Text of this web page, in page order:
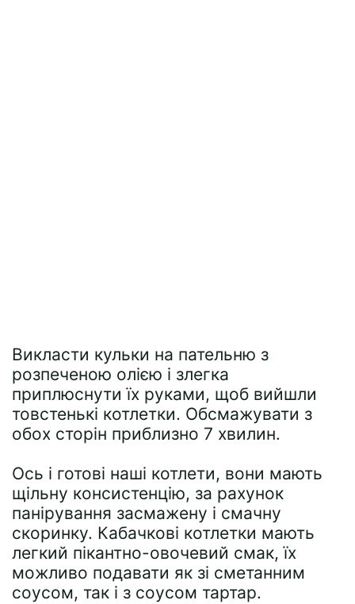
Викласти кульки на пательню з
розпеченою олією і злегка
приплюснути їх руками, щоб вийшли
товстенькі котлетки. Обсмажувати з
обох сторін приблизно 7 хвилин.
Ось і готові наші котлети, вони мають
щільну консистенцію, за рахунок
панірування засмажену і смачну
скоринку. Кабачкові котлетки мають
легкий пікантно-овочевий смак, їх
можливо подавати як зі сметанним
соусом, так і з соусом тартар.